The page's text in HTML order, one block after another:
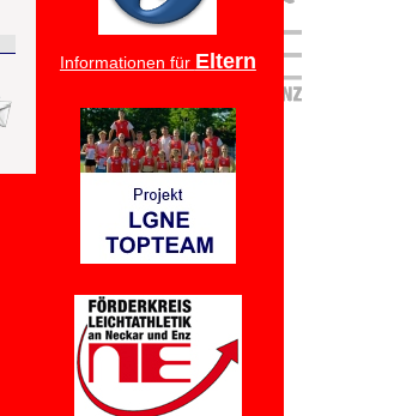
Informationen für Eltern